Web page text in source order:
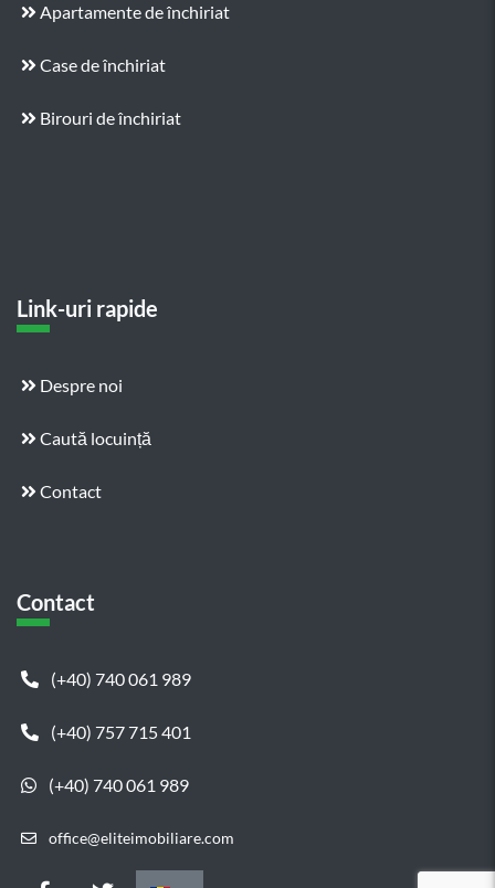
Apartamente de închiriat
Case de închiriat
Birouri de închiriat
Link-uri rapide
Despre noi
Caută locuință
Contact
Contact
(+40) 740 061 989
(+40) 757 715 401
(+40) 740 061 989
office@eliteimobiliare.com